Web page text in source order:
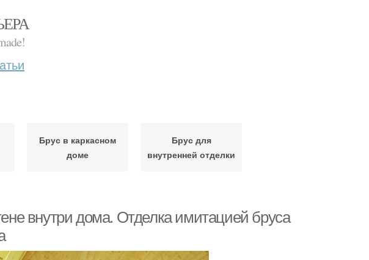
Брус в каркасном
доме
Брус для
внутренней отделки
внутри дома. Отделка имитацией бруса